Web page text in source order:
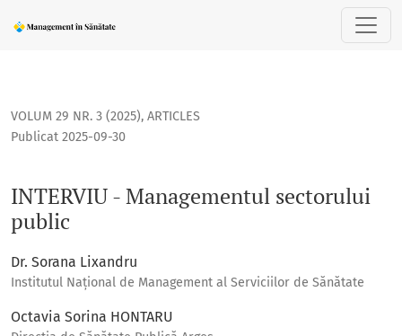
VOLUM 29 NR. 3 (2025), ARTICLES
INTERVIU - Managementul sectorului
public
Publicat 2025-09-30
Dr. Sorana Lixandru
Institutul Național de Management al Serviciilor de Sănătate
Octavia Sorina HONTARU